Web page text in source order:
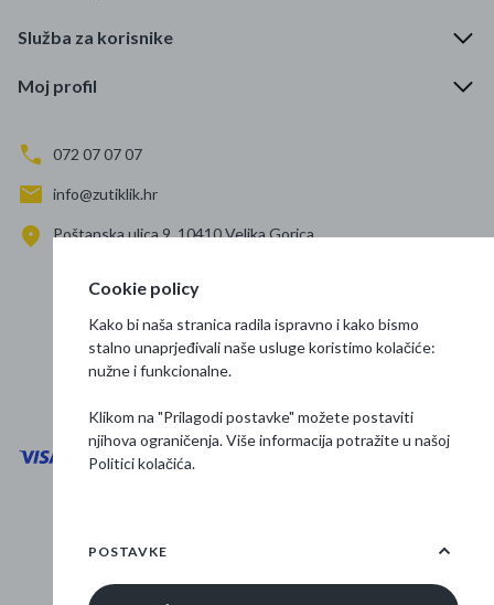
Služba za korisnike
Moj profil
072 07 07 07
info@zutiklik.hr
Poštanska ulica 9, 10410 Velika Gorica
Prati nas
Osnovne informacije
Cookie policy
Kako bi naša stranica radila ispravno i kako bismo
stalno unaprjeđivali naše usluge koristimo kolačiće:
nužne i funkcionalne.
Klikom na "Prilagodi postavke" možete postaviti
njihova ograničenja. Više informacija potražite u našoj
Politici kolačića.
POSTAVKE